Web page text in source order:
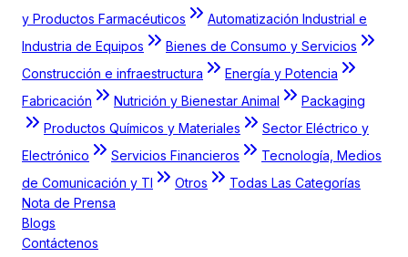
y Productos Farmacéuticos
Automatización Industrial e
Industria de Equipos
Bienes de Consumo y Servicios
Construcción e infraestructura
Energía y Potencia
Fabricación
Nutrición y Bienestar Animal
Packaging
Productos Químicos y Materiales
Sector Eléctrico y
Electrónico
Servicios Financieros
Tecnología, Medios
de Comunicación y TI
Otros
Todas Las Categorías
Nota de Prensa
Blogs
Contáctenos